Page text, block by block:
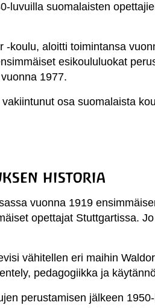
luvuilla suomalaisten
koulu, aloitti toimintansa
esikoululuokat
1977.
osa suomalaista
historia
vuonna 1919
opettajat Stuttgartissa.
vähitellen eri maihin
pedagogiikka ja
perustamisen jälkeen